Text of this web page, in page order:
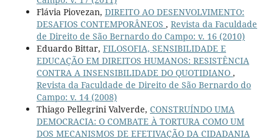
Flávia Piovezan, DIREITO AO DESENVOLVIMENTO:
DESAFIOS CONTEMPORÂNEOS , Revista da Faculdade
de Direito de São Bernardo do Campo: v. 16 (2010)
Eduardo Bittar, FILOSOFIA, SENSIBILIDADE E
EDUCAÇÃO EM DIREITOS HUMANOS: RESISTÊNCIA
CONTRA A INSENSIBILIDADE DO QUOTIDIANO ,
Revista da Faculdade de Direito de São Bernardo do
Campo: v. 14 (2008)
Thiago Pellegrini Valverde, CONSTRUÍNDO UMA
DEMOCRACIA: O COMBATE À TORTURA COMO UM
DOS MECANISMOS DE EFETIVAÇÃO DA CIDADANIA